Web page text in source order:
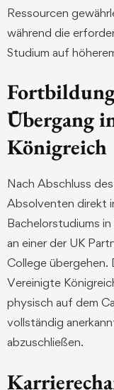
Ressourcen
während die
Studium auf
Übergang
Königreich
Nach Abschluss
Absolventen direkt
Bachelorstudiums
an einer der UK
College
Vereinigte
physisch auf dem
vollständig
abzuschließen.